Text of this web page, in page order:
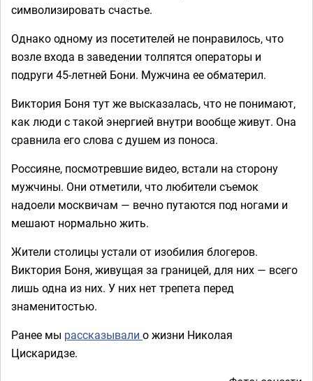
символизировать счастье.
Однако одному из посетителей не понравилось, что
возле входа в заведении толпятся операторы и
подруги 45-летней Бони. Мужчина ее обматерил.
Виктория Боня тут же высказалась, что не понимают,
как люди с такой энергией внутри вообще живут. Она
сравнила его слова с душем из поноса.
Россияне, посмотревшие видео, встали на сторону
мужчины. Они отметили, что любители съемок
надоели москвичам — вечно путаются под ногами и
мешают нормально жить.
Жители столицы устали от изобилия блогеров.
Виктория Боня, живущая за границей, для них — всего
лишь одна из них. У них нет трепета перед
знаменитостью.
Ранее мы рассказывали о жизни Николая
Цискаридзе.